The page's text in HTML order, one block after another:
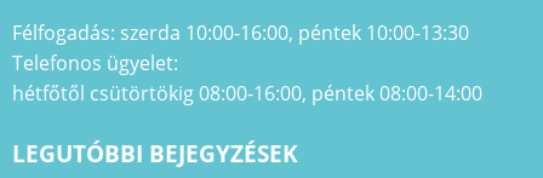
Félfogadás: szerda 10:00-16:00, péntek 10:00-13:30
Telefonos ügyelet:
hétfőtől csütörtökig 08:00-16:00, péntek 08:00-14:00
LEGUTÓBBI BEJEGYZÉSEK